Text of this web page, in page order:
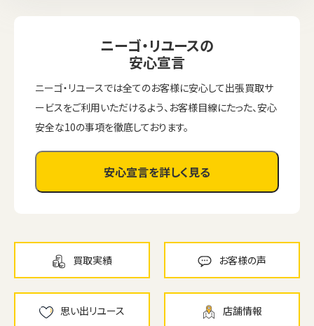
ニーゴ・リユースの
安心宣言
ニーゴ・リユースでは全てのお客様に安心して出張買取サ
ービスをご利用いただけるよう、お客様目線にたった、安心
安全な10の事項を徹底しております。
安心宣言を詳しく見る
買取実績 お客様の声
思い出リユース 店舗情報